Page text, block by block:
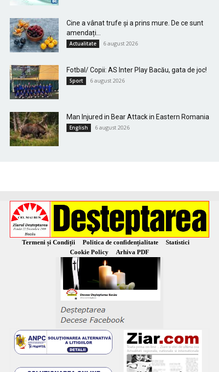
Cine a vânat trufe și a prins mure. De ce sunt
amendați...
Actualitate 6 august 2026
Fotbal/ Copii: AS Inter Play Bacău, gata de joc!
Sport 6 august 2026
Man Injured in Bear Attack in Eastern Romania
English 6 august 2026
Termeni și Condiții Politica de confidențialitate
Statistici
Cookie Policy
Arhiva PDF